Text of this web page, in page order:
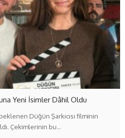
Yeni İsimler Dâhil Oldu
Düğün Şarkıcısı filminin
Çekimlerinin bu…